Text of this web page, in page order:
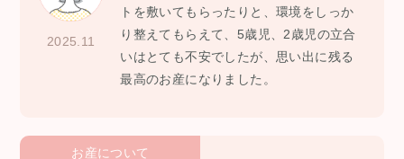
2025.11
トを敷いてもらったりと、環境をしっか
り整えてもらえて、5歳児、2歳児の立合
いはとても不安でしたが、思い出に残る
最高のお産になりました。
お産について